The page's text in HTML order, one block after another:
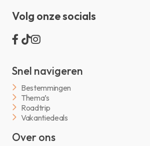
Volg onze socials
Snel navigeren
Bestemmingen
Thema’s
Roadtrip
Vakantiedeals
Over ons